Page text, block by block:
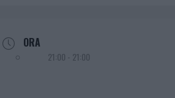
ORA
21:00 - 21:00